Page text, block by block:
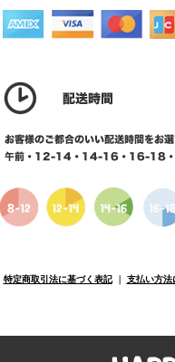
特定商取引法に基づく表記｜ 支払い方法